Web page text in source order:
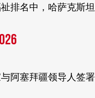
排名中，哈萨克斯
阿塞拜疆领导人签